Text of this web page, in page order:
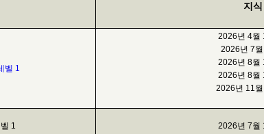
지
벨 1
2026년 4월
2026년 7
2026년 8월
2026년 8월
2026년 11
1 2026년 7월